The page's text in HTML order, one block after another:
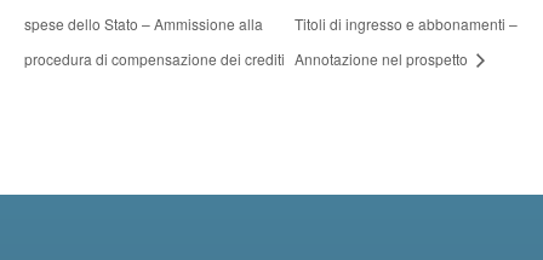
spese dello Stato – Ammissione alla
procedura di compensazione dei crediti
Titoli di ingresso e abbonamenti –
Annotazione nel prospetto